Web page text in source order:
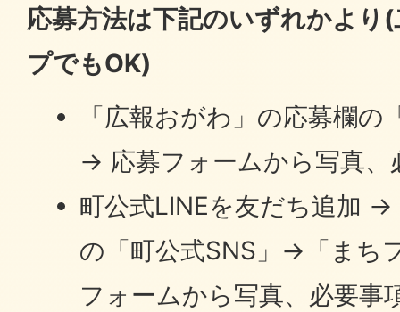
応募方法は下記のいずれかより
プでもOK)
「広報おがわ」の応募欄
→ 応募フォームから写真、
町公式LINEを友だち追加
の「町公式SNS」→「ま
フォームから写真、必要事